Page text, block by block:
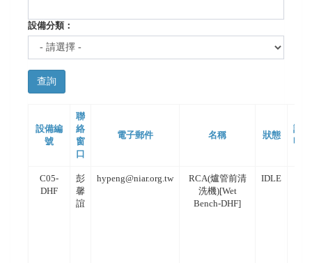
設備分類：
設備編
號
聯
絡
窗
口
電子郵件 名稱 狀態
說
明
C05-
DHF
彭
馨
誼
hypeng@niar.org.tw
RCA(爐管前清
洗機)[Wet
Bench-DHF]
IDLE